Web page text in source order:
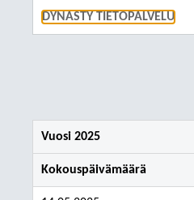
DYNASTY TIETOPALVELU
Vuosi 2025
Kokouspäivämäärä